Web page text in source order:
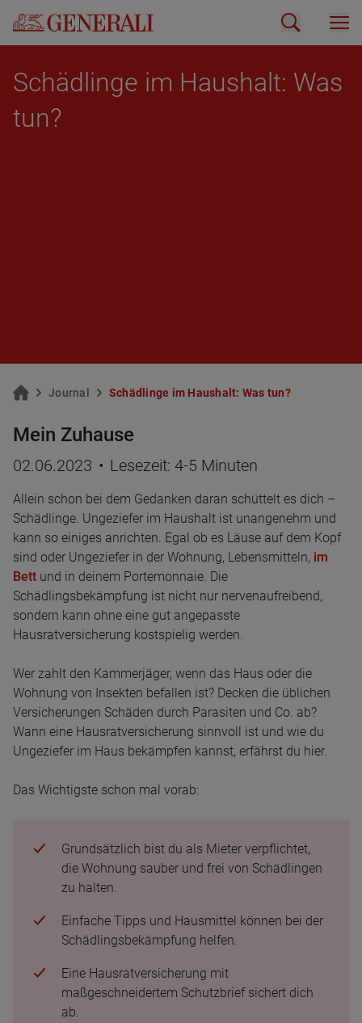
Schäd­lin­ge im Haus­halt: Was
tun?
Jour­nal Schäd­lin­ge im Haus­halt: Was tun?
Mein Zuhause
02.06.2023 • Lesezeit: 4-5 Minuten
Allein schon bei dem Gedanken daran schüttelt es dich –
Schädlinge. Ungeziefer im Haushalt ist unangenehm und
kann so einiges anrichten. Egal ob es Läuse auf dem Kopf
sind oder Ungeziefer in der Wohnung, Lebensmitteln, im
Bett und in deinem Portemonnaie. Die
Schädlingsbekämpfung ist nicht nur nervenaufreibend,
sondern kann ohne eine gut angepasste
Hausratversicherung kostspielig werden.
Wer zahlt den Kammerjäger, wenn das Haus oder die
Wohnung von Insekten befallen ist? Decken die üblichen
Versicherungen Schäden durch Parasiten und Co. ab?
Wann eine Hausratversicherung sinnvoll ist und wie du
Ungeziefer im Haus bekämpfen kannst, erfährst du hier.
Das Wichtigste schon mal vorab:
Grundsätzlich bist du als Mieter verpflichtet,
die Wohnung sauber und frei von Schädlingen
zu halten.
Einfache Tipps und Hausmittel können bei der
Schädlingsbekämpfung helfen.
Eine Hausratversicherung mit
maßgeschneidertem Schutzbrief sichert dich
ab.